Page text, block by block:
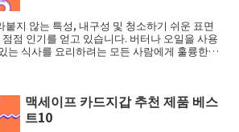
지 않는 특성, 내구성 및 청소하기 쉬운 표면
점 인기를 얻고 있습니다. 버터나 오일을 사용
는 식사를 요리하려는 모든 사람에게 훌륭한
맥세이프 카드지갑 추천 제품 베스
트10